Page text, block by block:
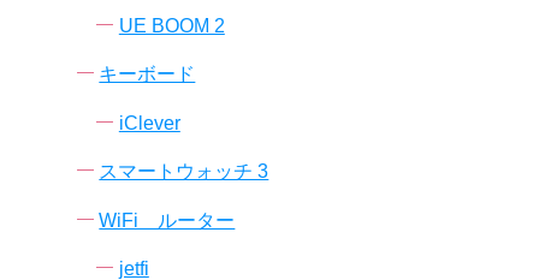
UE BOOM 2
キーボード
iClever
スマートウォッチ 3
WiFi ルーター
jetfi